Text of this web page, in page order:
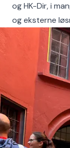
og HK-Dir, i
og eksterne